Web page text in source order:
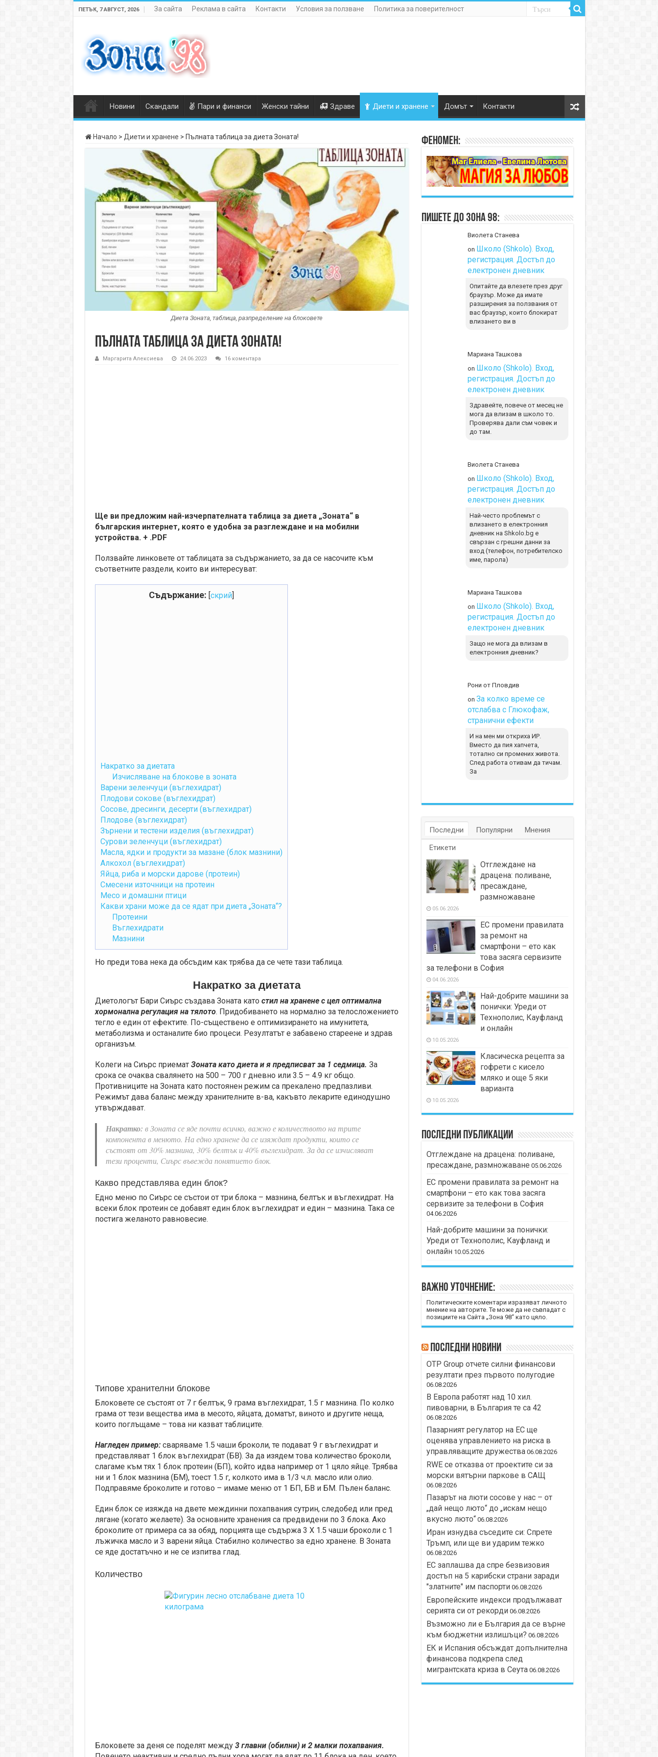
ПЕТЪК, 7 АВГУСТ, 2026 За сайта Реклама в сайта Контакти Условия за ползване Политика за поверителност
Новини Скандали Пари и финанси Женски тайни Здраве Диети и хранене Домът Контакти
Начало > Диети и хранене > Пълната таблица за диета Зоната!
Диета Зоната, таблица, разпределение на блоковете
Пълната таблица за диета Зоната!
Маргарита Алексиева 24.06.2023 16 коментара
Ще ви предложим най-изчерпателната таблица за диета „Зоната“ в
българския интернет, която е удобна за разглеждане и на мобилни
устройства. + .PDF
Ползвайте линковете от таблицата за съдържанието, за да се насочите към
съответните раздели, които ви интересуват:
Съдържание: [скрий]
Накратко за диетата
Изчисляване на блокове в зоната
Варени зеленчуци (въглехидрат)
Плодови сокове (въглехидрат)
Сосове, дресинги, десерти (въглехидрат)
Плодове (въглехидрат)
Зърнени и тестени изделия (въглехидрат)
Сурови зеленчуци (въглехидрат)
Масла, ядки и продукти за мазане (блок мазнини)
Алкохол (въглехидрат)
Яйца, риба и морски дарове (протеин)
Смесени източници на протеин
Месо и домашни птици
Какви храни може да се ядат при диета „Зоната“?
Протеини
Въглехидрати
Мазнини
Но преди това нека да обсъдим как трябва да се чете тази таблица.
Накратко за диетата
Диетологът Бари Сиърс създава Зоната като стил на хранене с цел оптимална
хормонална регулация на тялото. Придобиването на нормално за телосложението
тегло е един от ефектите. По-съществено е оптимизирането на имунитета,
метаболизма и останалите био процеси. Резултатът е забавено стареене и здрав
организъм.
Колеги на Сиърс приемат Зоната като диета и я предписват за 1 седмица. За
срока се очаква свалянето на 500 – 700 г дневно или 3.5 – 4.9 кг общо.
Противниците на Зоната като постоянен режим са прекалено предпазливи.
Режимът дава баланс между хранителните в-ва, какъвто лекарите единодушно
утвърждават.
Накратко: в Зоната се яде почти всичко, важно е количеството на трите
компонента в менюто. На едно хранене да се изяждат продукти, които се
състоят от 30% мазнина, 30% белтък и 40% въглехидрат. За да се изчисляват
тези проценти, Сиърс въвежда понятието блок.
Какво представлява един блок?
Едно меню по Сиърс се състои от три блока – мазнина, белтък и въглехидрат. На
всеки блок протеин се добавят един блок въглехидрат и един – мазнина. Така се
постига желаното равновесие.
Типове хранителни блокове
Блоковете се състоят от 7 г белтък, 9 грама въглехидрат, 1.5 г мазнина. По колко
грама от тези вещества има в месото, яйцата, доматът, виното и другите неща,
които поглъщаме – това ни казват таблиците.
Нагледен пример: сваряваме 1.5 чаши броколи, те подават 9 г въглехидрат и
представляват 1 блок въглехидрат (БВ). За да изядем това количество броколи,
слагаме към тях 1 блок протеин (БП), който идва например от 1 цяло яйце. Трябва
ни и 1 блок мазнина (БМ), тоест 1.5 г, колкото има в 1/3 ч.л. масло или олио.
Подправяме броколите и готово – имаме меню от 1 БП, БВ и БМ. Пълен баланс.
Един блок се изяжда на двете междинни похапвания сутрин, следобед или пред
лягане (когато желаете). За основните хранения са предвидени по 3 блока. Ако
броколите от примера са за обяд, порцията ще съдържа 3 Х 1.5 чаши броколи с 1
лъжичка масло и 3 варени яйца. Стабилно количество за едно хранене. В Зоната
се яде достатъчно и не се изпитва глад.
Количество
Блоковете за деня се поделят между 3 главни (обилни) и 2 малки похапвания.
Феномен:
Пишете до Зона 98:
Виолета Станева
on Школо (Shkolo). Вход,
регистрация. Достъп до
електронен дневник
Опитайте да влезете през друг
браузър. Може да имате
разширения за ползвания от
вас браузър, които блокират
влизането ви в
Мариана Ташкова
on Школо (Shkolo). Вход,
регистрация. Достъп до
електронен дневник
Здравейте, повече от месец не
мога да влизам в школо то.
Проверява дали съм човек и
до там.
Виолета Станева
on Школо (Shkolo). Вход,
регистрация. Достъп до
електронен дневник
Най-често проблемът с
влизането в електронния
дневник на Shkolo.bg е
свързан с грешни данни за
вход (телефон, потребителско
име, парола)
Мариана Ташкова
on Школо (Shkolo). Вход,
регистрация. Достъп до
електронен дневник
Защо не мога да влизам в
електронния дневник?
Рони от Пловдив
on За колко време се
отслабва с Глюкофаж,
странични ефекти
И на мен ми откриха ИР.
Вместо да пия хапчета,
тотално си промених живота.
След работа отивам да тичам.
За
Последни Популярни
Мнения
Етикети
Отглеждане на
драцена: поливане,
пресаждане,
размножаване
05.06.2026
ЕС промени правилата
за ремонт на
смартфони – ето как
това засяга сервизите
за телефони в София
04.06.2026
Най-добрите машини за
понички: Уреди от
Технополис, Кауфланд
и онлайн
10.05.2026
Класическа рецепта за
гофрети с кисело
мляко и още 5 яки
варианта
10.05.2026
Последни публикации
Отглеждане на драцена: поливане,
пресаждане, размножаване 05.06.2026
ЕС промени правилата за ремонт на
смартфони – ето как това засяга
сервизите за телефони в София
04.06.2026
Най-добрите машини за понички:
Уреди от Технополис, Кауфланд и
онлайн 10.05.2026
Важно уточнение:
Политическите коментари изразяват личното
мнение на авторите. Те може да не съвпадат с
позициите на Сайта „Зона 98“ като цяло.
Последни новини
OTP Group отчете силни финансови
резултати през първото полугодие
06.08.2026
В Европа работят над 10 хил.
пивоварни, в България те са 42
06.08.2026
Пазарният регулатор на ЕС ще
оценява управлението на риска в
управляващите дружества 06.08.2026
RWE се отказва от проектите си за
морски вятърни паркове в САЩ
06.08.2026
Пазарът на люти сосове у нас – от
„дай нещо люто“ до „искам нещо
вкусно люто“ 06.08.2026
Иран изнудва съседите си: Спрете
Тръмп, или ще ви ударим тежко
06.08.2026
ЕС заплашва да спре безвизовия
достъп на 5 карибски страни заради
"златните" им паспорти 06.08.2026
Европейските индекси продължават
серията си от рекорди 06.08.2026
Възможно ли е България да се върне
към бюджетни излишъци? 06.08.2026
ЕК и Испания обсъждат допълнителна
финансова подкрепа след
мигрантската криза в Сеута 06.08.2026